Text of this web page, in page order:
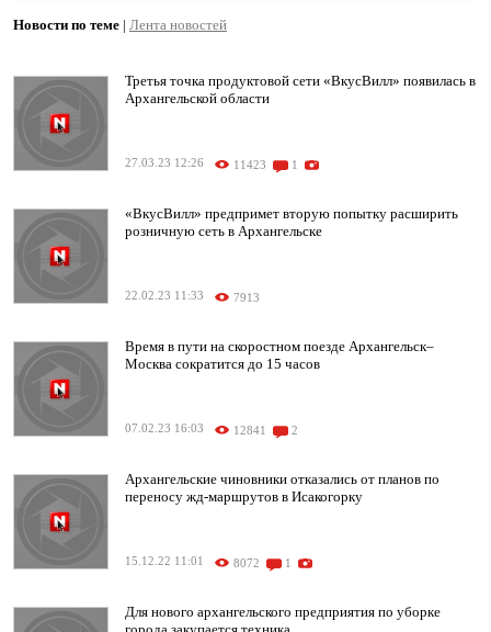
Новости по теме | Лента новостей
Третья точка продуктовой сети «ВкусВилл» появилась в
Архангельской области
27.03.23 12:26 11423 1
«ВкусВилл» предпримет вторую попытку расширить
розничную сеть в Архангельске
22.02.23 11:33 7913
Время в пути на скоростном поезде Архангельск–
Москва сократится до 15 часов
07.02.23 16:03 12841 2
Архангельские чиновники отказались от планов по
переносу жд-маршрутов в Исакогорку
15.12.22 11:01 8072 1
Для нового архангельского предприятия по уборке